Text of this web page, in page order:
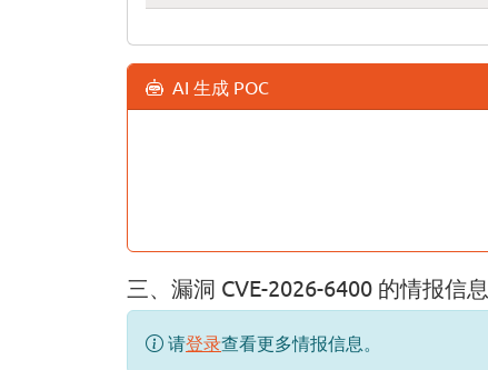
AI 生成 POC
三、漏洞 CVE-2026-6400 的情报信息
请登录查看更多情报信息。